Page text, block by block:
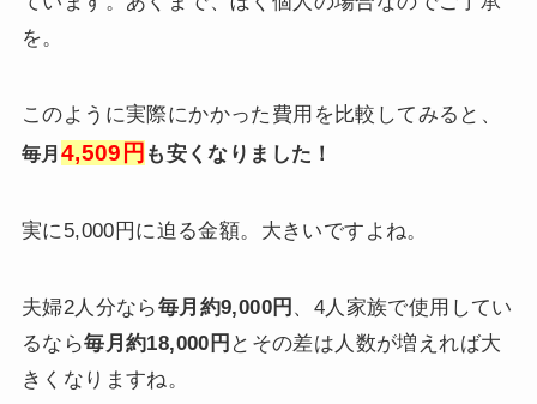
を。
このように実際にかかった費用を比較してみると、
毎月 4,509円 も安くなりました！
実に5,000円に迫る金額。大きいですよね。
夫婦2人分なら毎月約9,000円 、4人家族で使用してい
るなら毎月約18,000円 とその差は人数が増えれば大
きくなりますね。